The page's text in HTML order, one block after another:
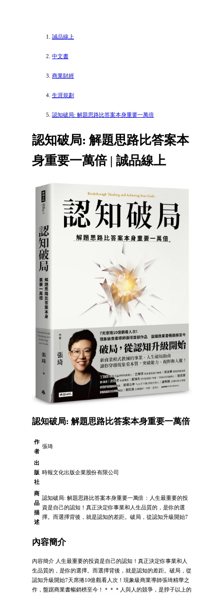
誠品線上
中文書
商業財經
生涯規劃
認知破局: 解題思路比答案本身重要一萬倍
認知破局: 解題思路比答案本
身重要一萬倍 | 誠品線上
認知破局: 解題思路比答案本身重要一萬倍
作
者
張琦
出
版
社
時報文化出版企業股份有限公司
商
品
描
述
認知破局: 解題思路比答案本身重要一萬倍：人生最重要的投
資是自己的認知！真正決定你事業和人生品質的，是你的選
擇。而選擇背後，就是認知的差距。破局，從認知升級開始7
內容簡介
內容簡介 人生最重要的投資是自己的認知！真正決定你事業和人
生品質的，是你的選擇。而選擇背後，就是認知的差距。破局，從
認知升級開始7天席捲10億觀看人次！現象級商業導師張琦精華之
作，盤踞商業書暢銷榜至今！＊＊＊人與人的競爭，是脖子以上的